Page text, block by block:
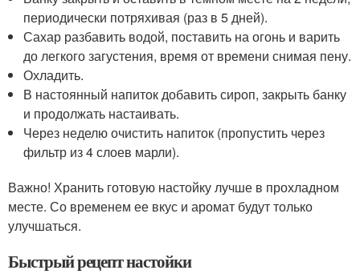
периодически потряхивая (раз в 5 дней).
Сахар разбавить водой, поставить на огонь и варить
до легкого загустения, время от времени снимая пену.
Охладить.
В настоянный напиток добавить сироп, закрыть банку
и продолжать настаивать.
Через неделю очистить напиток (пропустить через
фильтр из 4 слоев марли).
Важно! Хранить готовую настойку лучше в прохладном
месте. Со временем ее вкус и аромат будут только
улучшаться.
Быстрый рецепт настойки